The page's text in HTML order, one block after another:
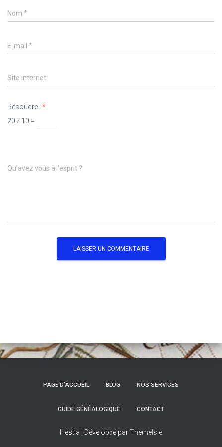
Nom *
E-mail *
Site internet
Résoudre : *
20 ⁄ 10 =
Qu’avez vous à l’esprit ?
PAGE D’ACCUEIL BLOG NOS SERVICES
GUIDE GÉNÉALOGIQUE CONTACT
Hestia | Développé parThemeIsle